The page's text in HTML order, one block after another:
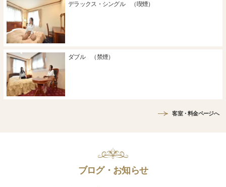
デラックス・シングル （喫煙）
ダブル （禁煙）
客室・料金ページへ
ブログ・お知らせ